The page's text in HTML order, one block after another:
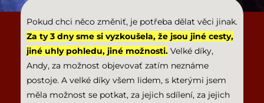
Pokud chci něco změniť, je potřeba dělat věci jinak.
Za ty 3 dny sme si vyzkoušela, že jsou jiné cesty,
jiné uhly pohledu, jiné možnosti. Velké díky,
Andy, za možnost objevovať zatím neznáme
postoje. A velké díky všem lidem, s kterými jsem
měla možnost se potkat, za jejich sdílení, za jejich